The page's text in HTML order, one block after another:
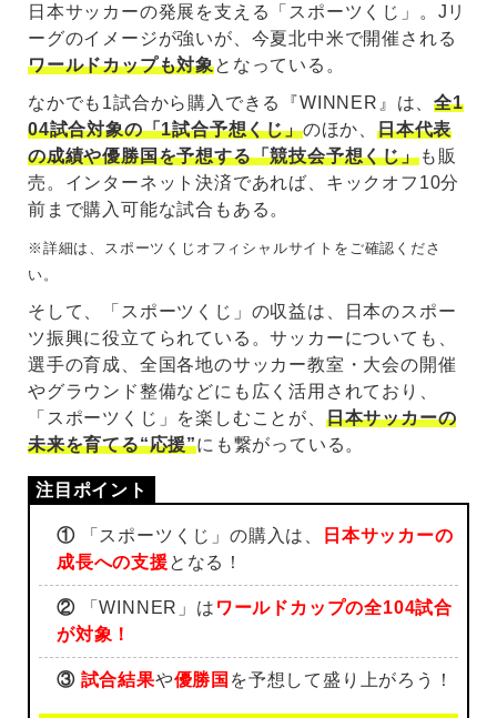
日本サッカーの発展を支える「スポーツくじ」。Jリ
ーグのイメージが強いが、今夏北中米で開催される
ワールドカップも対象となっている。
なかでも1試合から購入できる『WINNER』は、全1
04試合対象の「1試合予想くじ」のほか、日本代表
の成績や優勝国を予想する「競技会予想くじ」も販
売。インターネット決済であれば、キックオフ10分
前まで購入可能な試合もある。
※詳細は、スポーツくじオフィシャルサイトをご確認くださ
い。
そして、「スポーツくじ」の収益は、日本のスポー
ツ振興に役立てられている。サッカーについても、
選手の育成、全国各地のサッカー教室・大会の開催
やグラウンド整備などにも広く活用されており、
「スポーツくじ」を楽しむことが、 日本サッカーの
未来を育てる“応援”にも繋がっている。
①「スポーツくじ」の購入は、
日本サッカーの
成長への支援となる！
②「WINNER」は ワールドカップの全104試合
が対象！
③ 試合結果や優勝国 を予想して盛り上がろう！